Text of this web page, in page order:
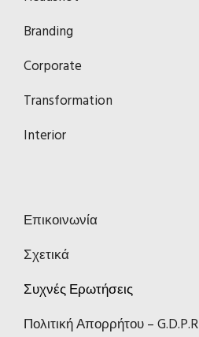
Branding
Corporate
Transformation
Interior
Επικοινωνία
Σχετικά
Συχνές Ερωτήσεις
Πολιτική Απορρήτου – G.D.P.R